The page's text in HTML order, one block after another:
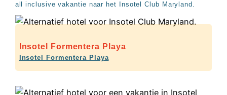
all inclusive vakantie naar het Insotel Club Maryland.
Insotel Formentera Playa
Insotel Formentera Playa